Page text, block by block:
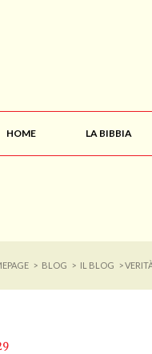
HOME LA BIBBIA
> BLOG > IL BLOG >